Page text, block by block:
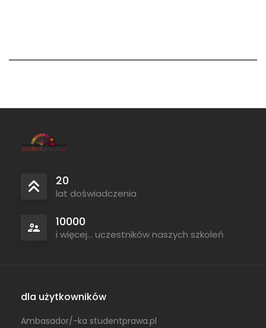
20
lat doświadczenia
10000
i więcej... uczestników naszych szkoleń
dla użytkowników
Ambasador/-ka studentprawa.pl